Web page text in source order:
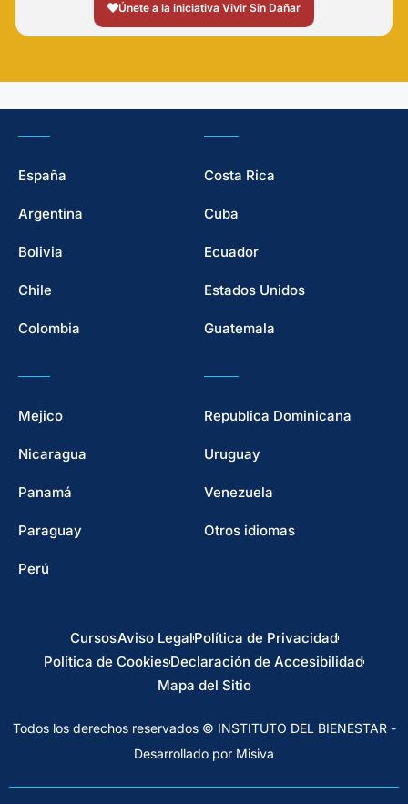
Únete a la iniciativa Vivir Sin Dañar
España
Argentina
Bolivia
Chile
Colombia
Costa Rica
Cuba
Ecuador
Estados Unidos
Guatemala
Mejico
Nicaragua
Panamá
Paraguay
Perú
Republica Dominicana
Uruguay
Venezuela
Otros idiomas
CursosAviso LegalPolítica de Privacidad
Política de CookiesDeclaración de Accesibilidad
Mapa del Sitio
Todos los derechos reservados © INSTITUTO DEL BIENESTAR -
Desarrollado por Misiva